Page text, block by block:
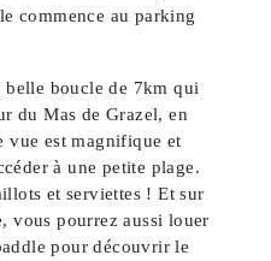
commence au parking
belle boucle de 7km qui
du Mas de Grazel, en
vue est magnifique et
à une petite plage.
et serviettes ! Et sur
vous pourrez aussi louer
pour découvrir le